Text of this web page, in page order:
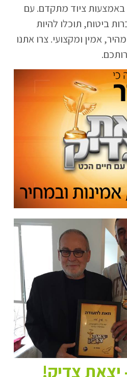
באמצעות ציוד מתקדם. עם
ביטוח, תוכלו להיות
אמין ומקצועי. צרו אתנו
יצאת צדיק!